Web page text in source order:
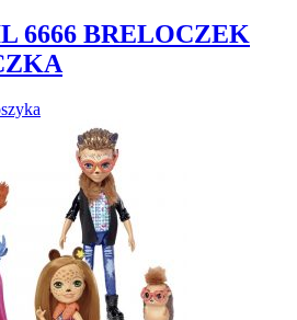
6666 BRELOCZEK